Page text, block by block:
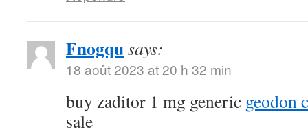
Fnogqusays:
18 août 2023 at 20 h 32 min
buy zaditor 1 mg generic geodon
sale